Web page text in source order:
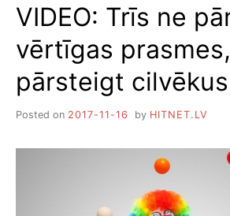
VIDEO: Trīs ne
vērtīgas
pārsteigt cilvēkus
Posted on 2017-11-16 by HITNET.LV